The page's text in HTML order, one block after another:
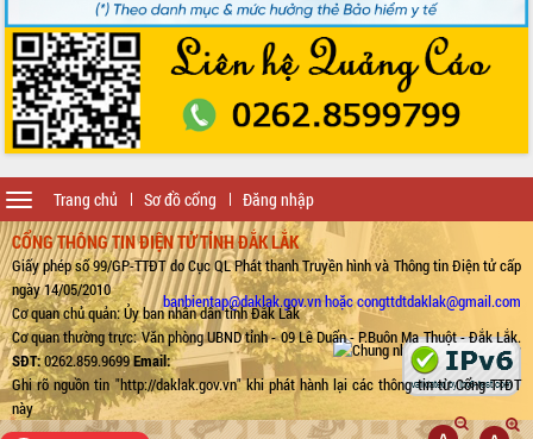
Trang chủ Sơ đồ cổng Đăng nhập
Toggle
navigation
CỔNG THÔNG TIN ĐIỆN TỬ TỈNH ĐẮK LẮK
Giấy phép số 99/GP-TTĐT do Cục QL Phát thanh Truyền hình và Thông tin Điện tử cấp
ngày 14/05/2010
Cơ quan chủ quản: Ủy ban nhân dân tỉnh Đắk Lắk
Cơ quan thường trực: Văn phòng UBND tỉnh - 09 Lê Duẩn - P.Buôn Ma Thuột - Đắk Lắk.
SĐT:0262.859.9699Email:
banbientap@daklak.gov.vn hoặc congttdtdaklak@gmail.com
Ghi rõ nguồn tin "http://daklak.gov.vn" khi phát hành lại các thông tin từ Cổng TTĐT
này